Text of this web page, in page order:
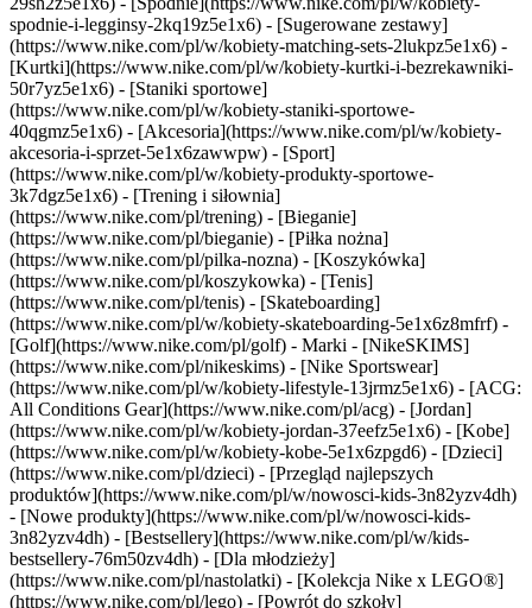
spodnie-i-legginsy-2kq19z5e1x6) - [Sugerowane zestawy]
(https://www.nike.com/pl/w/kobiety-matching-sets-2lukpz5e1x6) -
[Kurtki](https://www.nike.com/pl/w/kobiety-kurtki-i-bezrekawniki-
50r7yz5e1x6) - [Staniki sportowe]
(https://www.nike.com/pl/w/kobiety-staniki-sportowe-
40qgmz5e1x6) - [Akcesoria](https://www.nike.com/pl/w/kobiety-
akcesoria-i-sprzet-5e1x6zawwpw) - [Sport]
(https://www.nike.com/pl/w/kobiety-produkty-sportowe-
3k7dgz5e1x6) - [Trening i siłownia]
(https://www.nike.com/pl/trening) - [Bieganie]
(https://www.nike.com/pl/bieganie) - [Piłka nożna]
(https://www.nike.com/pl/pilka-nozna) - [Koszykówka]
(https://www.nike.com/pl/koszykowka) - [Tenis]
(https://www.nike.com/pl/tenis) - [Skateboarding]
(https://www.nike.com/pl/w/kobiety-skateboarding-5e1x6z8mfrf) -
[Golf](https://www.nike.com/pl/golf) - Marki - [NikeSKIMS]
(https://www.nike.com/pl/nikeskims) - [Nike Sportswear]
(https://www.nike.com/pl/w/kobiety-lifestyle-13jrmz5e1x6) - [ACG:
All Conditions Gear](https://www.nike.com/pl/acg) - [Jordan]
(https://www.nike.com/pl/w/kobiety-jordan-37eefz5e1x6) - [Kobe]
(https://www.nike.com/pl/w/kobiety-kobe-5e1x6zpgd6) - [Dzieci]
(https://www.nike.com/pl/dzieci) - [Przegląd najlepszych
produktów](https://www.nike.com/pl/w/nowosci-kids-3n82yzv4dh)
- [Nowe produkty](https://www.nike.com/pl/w/nowosci-kids-
3n82yzv4dh) - [Bestsellery](https://www.nike.com/pl/w/kids-
bestsellery-76m50zv4dh) - [Dla młodzieży]
(https://www.nike.com/pl/nastolatki) - [Kolekcja Nike x LEGO®]
(https://www.nike.com/pl/lego) - [Powrót do szkoły]